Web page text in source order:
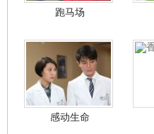
跑马场
感动生命